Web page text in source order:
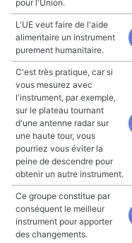
pour l'Union.
L'UE veut faire de l'aide
alimentaire un instrument
purement humanitaire.
C'est très pratique, car si
vous mesurez avec
l'instrument, par exemple,
sur le plateau tournant
d'une antenne radar sur
une haute tour, vous
pourriez vous éviter la
peine de descendre pour
obtenir un autre instrument.
Ce groupe constitue par
conséquent le meilleur
instrument pour apporter
des changements.